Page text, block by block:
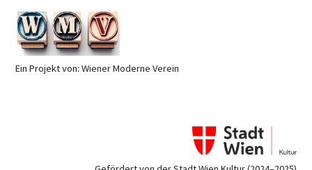
Ein Projekt von: Wiener Moderne Verein